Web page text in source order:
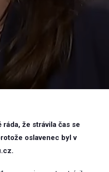
že strávila čas se
oslavenec byl v